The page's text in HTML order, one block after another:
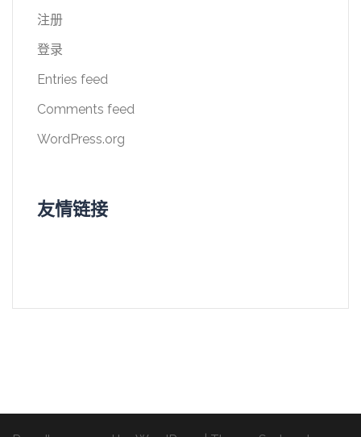
注册
登录
Entries feed
Comments feed
WordPress.org
友情链接